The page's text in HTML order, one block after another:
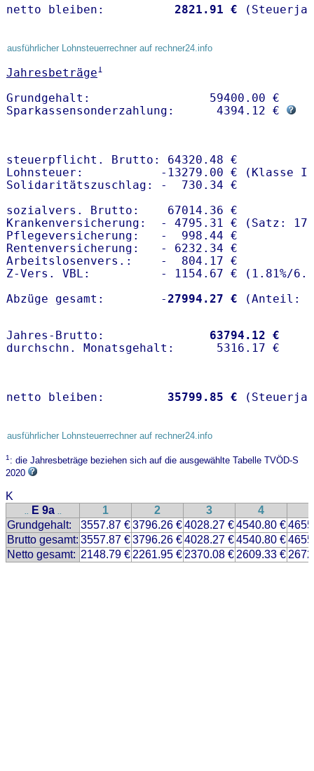
netto bleiben: 2821.91 €
ausführlicher Lohnsteuerrechner auf rechner24.info
Jahresbeträge1
Grundgehalt:                 59400.00 €
Sparkassensonderzahlung:      4394.12 €
steuerpflicht. Brutto: 64320.48 €
Lohnsteuer:           -13279.00 € (Klasse I)
Solidaritätszuschlag: -  730.34 €
sozialvers. Brutto:    67014.36 €
Krankenversicherung:  - 4795.31 € (Satz:
Pflegeversicherung:   -  998.44 €
Rentenversicherung:   - 6232.34 €
Arbeitslosenvers.:    -  804.17 €
Z-Vers. VBL:          - 1154.67 € ( 1.81%/
Abzüge gesamt:        -27994.27 €
Jahres-Brutto: 63794.12 €
netto bleiben: 35799.85 €
ausführlicher Lohnsteuerrechner auf rechner24.info
1: die Jahresbeträge beziehen sich auf die ausgewählte Tabelle TVÖD-S
2020
K
.. E 9a .. 1 2 3 4
Grundgehalt:
3557.87 €3796.26 €4028.27 €4540.80 €
Brutto gesamt: 3557.87 €3796.26 €4028.27 €4540.80 €
Netto gesamt: 2148.79 € 2261.95 € 2370.08 € 2609.33 €